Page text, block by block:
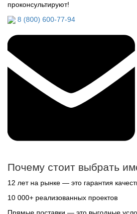
проконсультируют!
8 (800) 600-77-94
Почему стоит выбрать
12 лет на рынке — это гарантия
10 000+ реализованных проектов